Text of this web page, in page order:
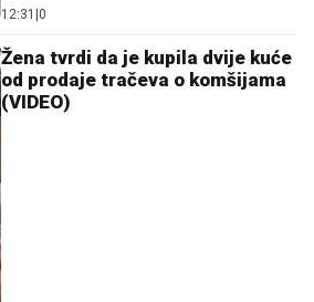
12:31 0
Žena tvrdi da je kupila dvije kuće
od prodaje tračeva o komšijama
(VIDEO)